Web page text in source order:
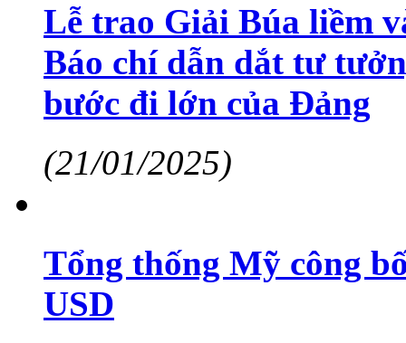
Lễ trao Giải Búa liềm
Báo chí dẫn dắt tư
bước đi lớn của Đảng
(21/01/2025)
Tổng thống Mỹ công
USD